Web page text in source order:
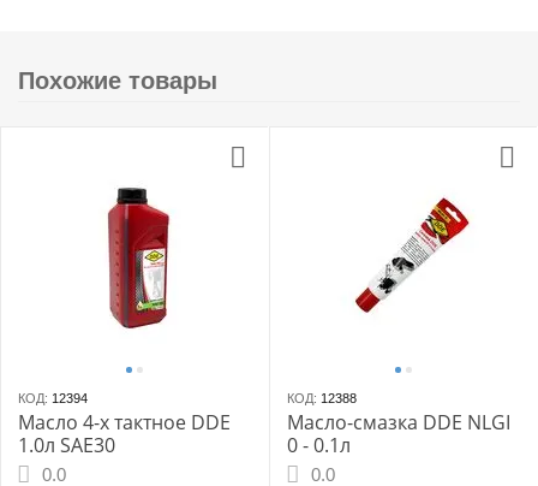
Похожие товары
КОД: 12394
Масло 4-х тактное DDE
1.0л SAE30
0.0
КОД: 12388
Масло-смазка DDE NLGI
0 - 0.1л
0.0